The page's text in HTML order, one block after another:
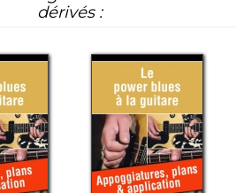
dérivés :